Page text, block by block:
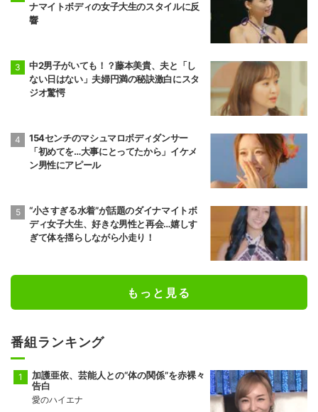
ナマイトボディの女子大生のスタイルに反
響
中2男子がいても！？藤本美貴、夫と「し
ない日はない」夫婦円満の秘訣激白にスタ
ジオ驚愕
154センチのマシュマロボディダンサー
「初めてを…大事にとってたから」イケメ
ン男性にアピール
“小さすぎる水着”が話題のダイナマイトボ
ディ女子大生、好きな男性と再会…嬉しす
ぎて体を揺らしながら小走り！
もっと見る
番組ランキング
加護亜依、芸能人との“体の関係”を赤裸々
告白
愛のハイエナ